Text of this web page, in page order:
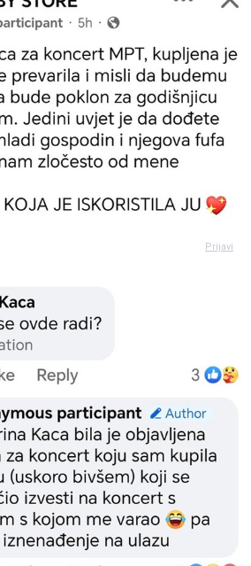
Prijavi